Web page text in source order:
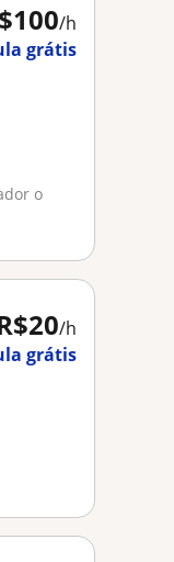
/h
grátis
o
/h
grátis